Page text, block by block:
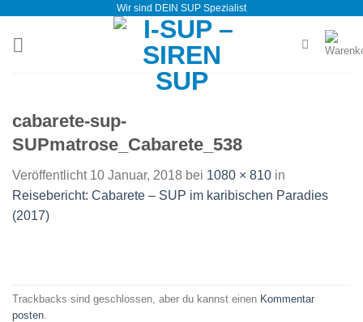
springen
Wir sind DEIN SUP Spezialist
cabarete-sup-
SUPmatrose_Cabarete_538
Veröffentlicht 10 Januar, 2018 bei 1080 × 810 in
Reisebericht: Cabarete – SUP im karibischen Paradies
(2017)
Trackbacks sind geschlossen, aber du kannst einen Kommentar
posten